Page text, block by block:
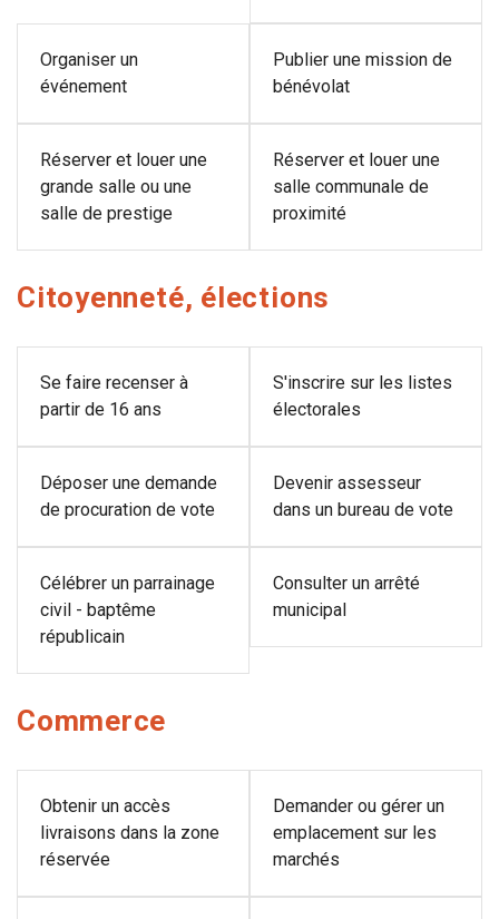
Organiser un
événement
Publier une mission de
bénévolat
Réserver et louer une
grande salle ou une
salle de prestige
Réserver et louer une
salle communale de
proximité
Citoyenneté, élections
Se faire recenser à
partir de 16 ans
S'inscrire sur les listes
électorales
Déposer une demande
de procuration de vote
Devenir assesseur
dans un bureau de vote
Célébrer un parrainage
civil - baptême
républicain
Consulter un arrêté
municipal
Commerce
Obtenir un accès
livraisons dans la zone
réservée
Demander ou gérer un
emplacement sur les
marchés